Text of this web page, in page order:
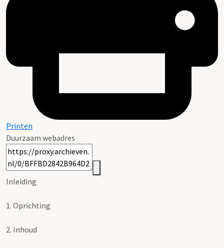
Printen
Duurzaam webadres
Inleiding
1. Oprichting
2. Inhoud